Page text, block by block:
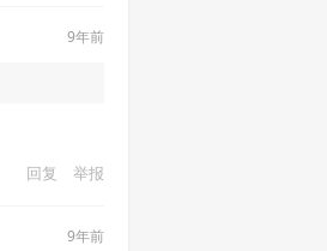
9年前
回复 举报
9年前